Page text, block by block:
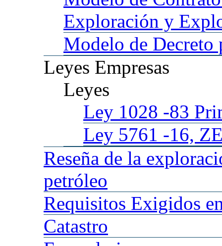
Exploración y
Modelo de Decreto
Leyes Empresas
Leyes
Ley 1028 -83
Ley 5761 -16,
Reseña de la
petróleo
Requisitos Exigidos
Catastro